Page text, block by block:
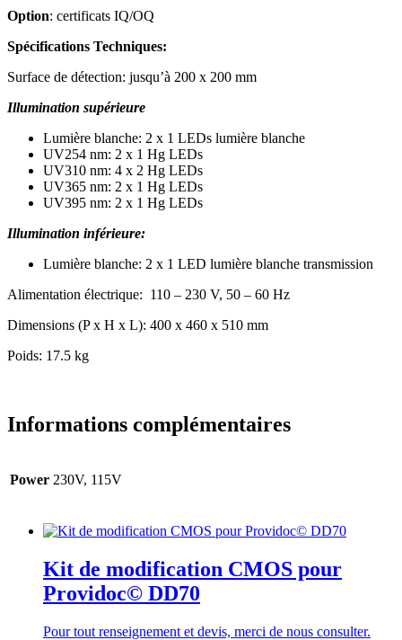
Option: certificats IQ/OQ
Spécifications Techniques:
Surface de détection: jusqu’à 200 x 200 mm
Illumination supérieure
Lumière blanche: 2 x 1 LEDs lumière blanche
UV254 nm: 2 x 1 Hg LEDs
UV310 nm: 4 x 2 Hg LEDs
UV365 nm: 2 x 1 Hg LEDs
UV395 nm: 2 x 1 Hg LEDs
Illumination inférieure:
Lumière blanche: 2 x 1 LED lumière blanche transmission
Alimentation électrique: 110 – 230 V, 50 – 60 Hz
Dimensions (P x H x L): 400 x 460 x 510 mm
Poids: 17.5 kg
Informations complémentaires
Power 230V, 115V
Kit de modification CMOS pour
Providoc© DD70
Pour tout renseignement et devis, merci de nous consulter.